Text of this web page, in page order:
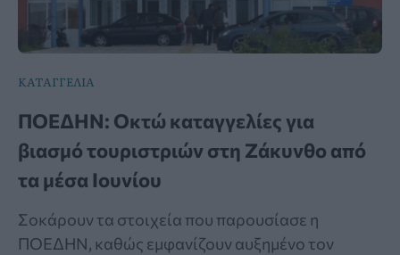
ΚΑΤΑΓΓΕΛΙΑ
ΠΟΕΔΗΝ: Οκτώ καταγγελίες για
βιασμό τουριστριών στη Ζάκυνθο από
τα μέσα Ιουνίου
Σοκάρουν τα στοιχεία που παρουσίασε η
ΠΟΕΔΗΝ, καθώς εμφανίζουν αυξημένο τον